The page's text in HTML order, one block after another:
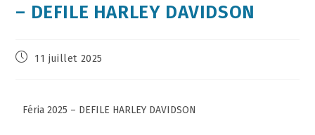
– DEFILE HARLEY DAVIDSON
11 juillet 2025
Féria 2025 – DEFILE HARLEY DAVIDSON